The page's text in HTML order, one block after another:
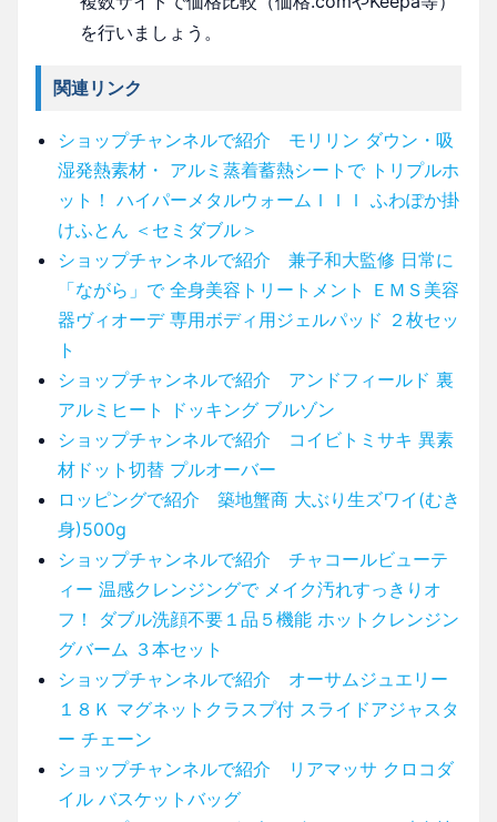
を行いましょう。
関連リンク
ショップチャンネルで紹介 モリリン ダウン・吸
湿発熱素材・ アルミ蒸着蓄熱シートで トリプルホ
ット！ ハイパーメタルウォームＩＩＩ ふわぽか掛
けふとん ＜セミダブル＞
ショップチャンネルで紹介 兼子和大監修 日常に
「ながら」で 全身美容トリートメント ＥＭＳ美容
器ヴィオーデ 専用ボディ用ジェルパッド ２枚セッ
ト
ショップチャンネルで紹介 アンドフィールド 裏
アルミヒート ドッキング ブルゾン
ショップチャンネルで紹介 コイビトミサキ 異素
材ドット切替 プルオーバー
ロッピングで紹介 築地蟹商 大ぶり生ズワイ(むき
身)500g
ショップチャンネルで紹介 チャコールビューテ
ィー 温感クレンジングで メイク汚れすっきりオ
フ！ ダブル洗顔不要１品５機能 ホットクレンジン
グバーム ３本セット
ショップチャンネルで紹介 オーサムジュエリー
１８Ｋ マグネットクラスプ付 スライドアジャスタ
ー チェーン
ショップチャンネルで紹介 リアマッサ クロコダ
イル バスケットバッグ